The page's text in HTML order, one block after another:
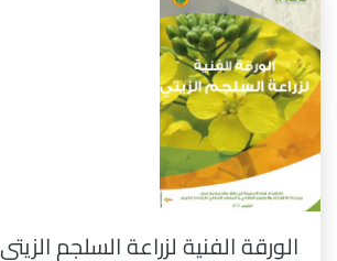
الورقة الفنية لزراعة السلجم الزيتي